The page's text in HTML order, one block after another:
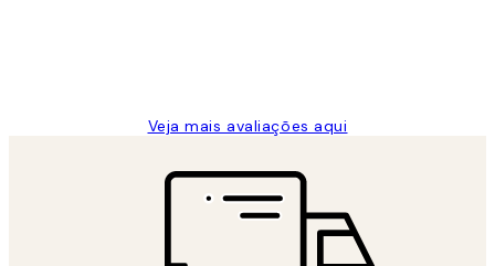
Veja mais avaliações aqui